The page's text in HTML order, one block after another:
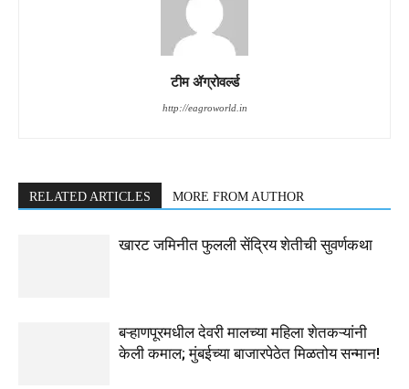
टीम ॲग्रोवर्ल्ड
http://eagroworld.in
RELATED ARTICLES MORE FROM AUTHOR
खारट जमिनीत फुलली सेंद्रिय शेतीची सुवर्णकथा
बऱ्हाणपूरमधील देवरी मालच्या महिला शेतकऱ्यांनी
केली कमाल; मुंबईच्या बाजारपेठेत मिळतोय सन्मान!